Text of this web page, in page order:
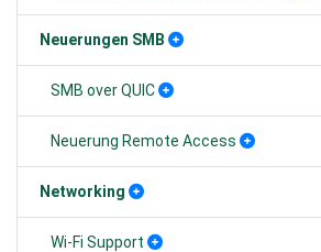
Neuerungen SMB
SMB over QUIC
Neuerung Remote Access
Networking
Wi-Fi Support